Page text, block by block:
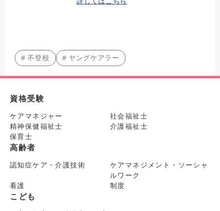
# 不登校 # ヤングケアラー
資格受験
ケアマネジャー
社会福祉士
精神保健福祉士
介護福祉士
保育士
高齢者
認知症ケア・介護技術
ケアマネジメント・ソーシャ
ルワーク
看護
制度
こども